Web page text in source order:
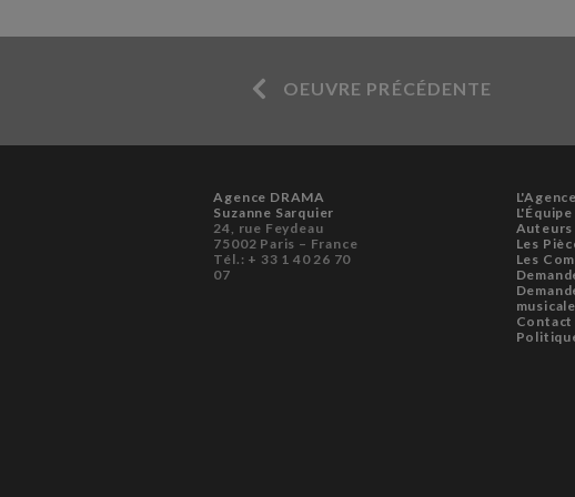
OEUVRE PRÉCÉDENTE
Agence DRAMA
Suzanne Sarquier
24, rue Feydeau
75002 Paris – France
Tél.: + 33 1 40 26 70
07
L'Agence
L'Équipe
Auteurs
Les
Les
Contact